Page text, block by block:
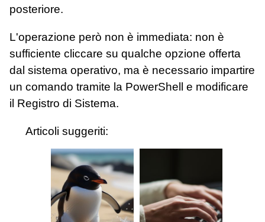
posteriore.
L'operazione però non è immediata: non è
sufficiente cliccare su qualche opzione offerta
dal sistema operativo, ma è necessario impartire
un comando tramite la PowerShell e modificare
il Registro di Sistema.
Articoli suggeriti: